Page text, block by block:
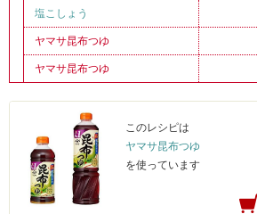
塩こしょう
ヤマサ昆布つゆ
ヤマサ昆布つゆ
このレシピは
ヤマサ昆布つゆ
を使っています